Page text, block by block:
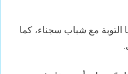
التوبة مع شباب سجناء، كما